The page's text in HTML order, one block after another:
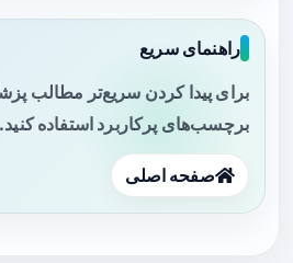
راهنمای سریع
برای پیدا کردن سریع‌تر مطالب
برچسب‌های پرکاربرد استفاده کنید.
صفحه اصلی